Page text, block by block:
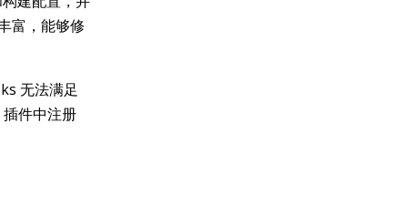
富，能够修
无法满足
件中注册